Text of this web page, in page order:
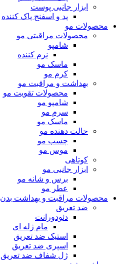
ابزار جانبی پوست
پد و اسفنج پاک کننده
محصولات مو
محصولات مراقبتی مو
شامپو
نرم کننده
ماسک مو
کرم مو
بهداشت و مراقبت مو
محصولات تقویت مو
شامپو مو
سرم مو
ماسک مو
حالت دهنده مو
چسب مو
موس مو
کوتاهی
ابزار جانبی مو
برس و شانه مو
عطر مو
محصولات مراقبت و بهداشت بدن
ضد تعریق
دئودورانت
مام ژله ای
استیک ضد تعریق
اسپری ضد تعریق
ژل شفاف ضد تعریق